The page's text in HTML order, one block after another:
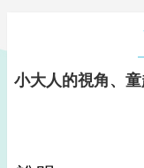
小大人的視角、